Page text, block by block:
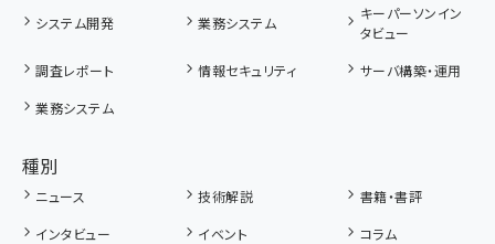
システム開発 業務システム
キーパーソンイン
タビュー
調査レポート
情報セキュリティ
サーバ構築・運用
業務システム
種別
ニュース 技術解説
書籍・書評
インタビュー
イベント
コラム